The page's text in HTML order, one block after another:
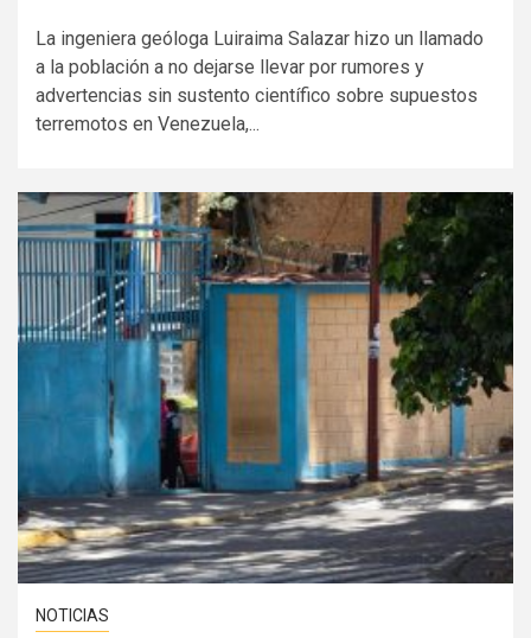
La ingeniera geóloga Luiraima Salazar hizo un llamado
a la población a no dejarse llevar por rumores y
advertencias sin sustento científico sobre supuestos
terremotos en Venezuela,...
NOTICIAS